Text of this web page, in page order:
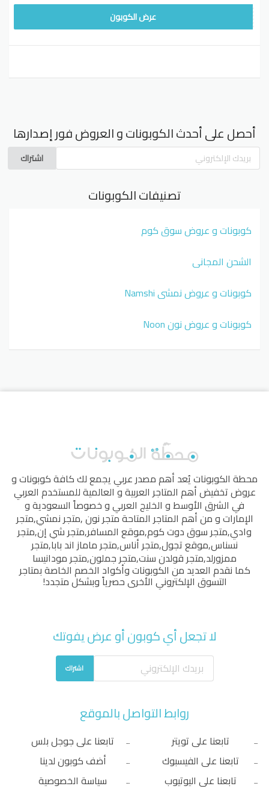
عرض الكوبون
أحصل على أحدث الكوبونات و العروض فور إصدارها
اشتراك
تصنيفات الكوبونات
كوبونات و عروض سوق كوم
الشحن المجاني
كوبونات و عروض نمشي Namshi
كوبونات و عروض نون Noon
محطة الكوبوناتيُعد أهم مصدر عربي يجمع لك كافة كوبونات و
عروض تخفيض أهم المتاجر العربية و العالمية للمستخدم العربي
في الشرق الأوسط و الخليج العربي و خصوصاً السعودية و
الإمارات و من أهم المتاجر المتاحةمتجر نون,متجر نمشي,متجر
وادي,متجر سوق دوت كوم,موقع المسافر,متجر شي إن,متجر
نسناس,موقع تجول,متجر أناس,متجر ماماز اند بابا,متجر
ممزورلد,متجر قولدن سنت,متجر جملون,متجر مودانيسا
كما نقدم العديد من الكوبونات وأكواد الخصم الخاصة بمتاجر
التسوق الإلكتروني الأخرى حصرياً وبشكل متجدد!
لا تجعل أي كوبون أو عرض يفوتك
اشتراك
روابط التواصل بالموقع
تابعنا على تويتر
تابعنا على الفيسبوك
تابعنا على اليوتيوب
تابعنا على جوجل بلس
أضف كوبون لدينا
سياسة الخصوصية